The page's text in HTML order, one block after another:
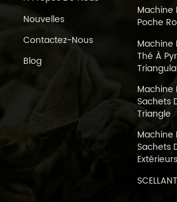
Nouvelles
Contactez-Nous
Blog
Machine
Poche
Machine
Thé À
Machine
Sachets
Triangle
Machine
Sachets
Extérieurs